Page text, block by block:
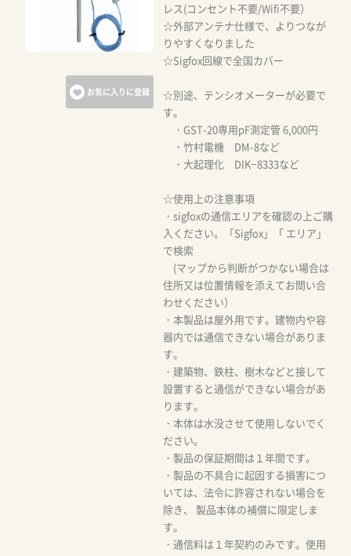
お気に入りに登録
レス(コンセント不要/Wifi不要）
☆外部アンテナ仕様で、よりつなが
りやすくなりました
☆Sigfox回線で全国カバー
☆別途、テンシオメーターが必要で
す。
・GST-20専用pF測定管 6,000円
・竹村電機 DM-8など
・大起理化 DIK−8333など
☆使用上の注意事項
・sigfoxの通信エリアを確認の上ご購
入ください。「Sigfox」「 エリア」
で検索
(マップから判断がつかない場合は
住所又は位置情報を添えてお問い合
わせください）
・本製品は屋外用です。建物内や容
器内では通信できない場合がありま
す。
・建築物、鉄柱、樹木などと接して
設置すると通信ができない場合があ
ります。
・本体は水没させて使用しないでく
ださい。
・製品の保証期間は１年間です。
・製品の不具合に起因する損害につ
いては、法令に許容されない場合を
除き、 製品本体の補償に限定しま
す。
・通信料は１年契約のみです。使用